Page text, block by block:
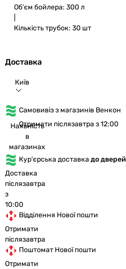
Об'єм бойлера: 300 л
Кількість трубок: 30 шт
Доставка
Київ
Самовивіз з магазинів Венкон
Наявність
в
магазинах
Отримати післязавтра з 12:00
Кур'єрська доставка до дверей
Доставка
післязавтра
з
10:00
Відділення Нової пошти
Отримати
післязавтра
Поштомат Нової пошти
Отримати